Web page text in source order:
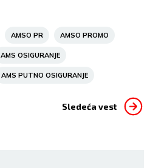
AMSO PR AMSO PROMO
AMS OSIGURANJE
AMS PUTNO OSIGURANJE
Sledeća vest